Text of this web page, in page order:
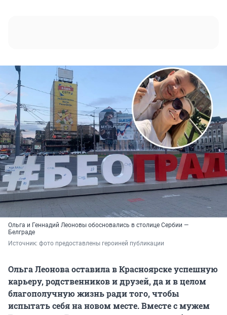
Ольга и Геннадий Леоновы обосновались в столице Сербии —
Белграде
Источник: фото предоставлены героиней публикации
Ольга Леонова оставила в Красноярске успешную
карьеру, родственников и друзей, да и в целом
благополучную жизнь ради того, чтобы
испытать себя на новом месте. Вместе с мужем